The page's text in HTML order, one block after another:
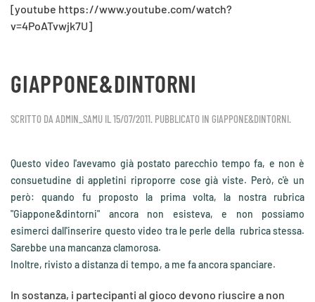
[youtube https://www.youtube.com/watch?
v=4PoATvwjk7U]
GIAPPONE&DINTORNI
SCRITTO DA ADMIN_SAMU IL15/07/2011. PUBBLICATO IN GIAPPONE&DINTORNI.
Questo video l'avevamo già postato parecchio tempo fa, e non è
consuetudine di appletini riproporre cose già viste. Però, c'è un
però: quando fu proposto la prima volta, la nostra rubrica
"Giappone&dintorni" ancora non esisteva, e non possiamo
esimerci dall'inserire questo video tra le perle della rubrica stessa.
Sarebbe una mancanza clamorosa.
Inoltre, rivisto a distanza di tempo, a me fa ancora spanciare.
In sostanza, i partecipanti al gioco devono riuscire a non